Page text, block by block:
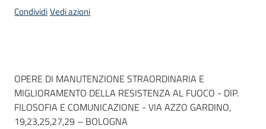
CondividiVedi azioni
Dati del bando
OPERE DI MANUTENZIONE STRAORDINARIA E
MIGLIORAMENTO DELLA RESISTENZA AL FUOCO - DIP.
FILOSOFIA E COMUNICAZIONE - VIA AZZO GARDINO,
19,23,25,27,29 – BOLOGNA